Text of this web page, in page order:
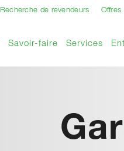
Recherche de revendeurs Offres
Savoir-faire Services